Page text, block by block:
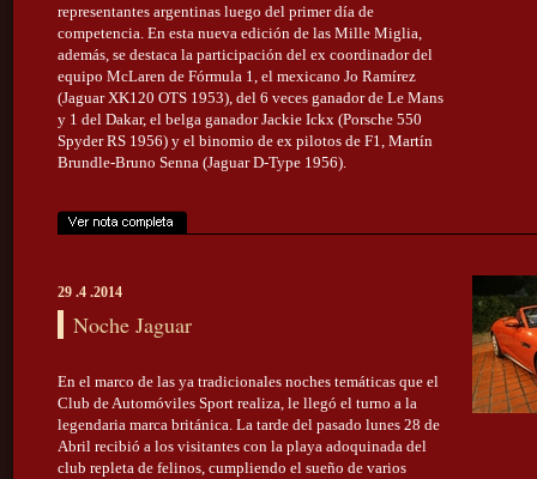
representantes argentinas luego del primer día de
competencia. En esta nueva edición de las Mille Miglia,
además, se destaca la participación del ex coordinador del
equipo McLaren de Fórmula 1, el mexicano Jo Ramírez
(Jaguar XK120 OTS 1953), del 6 veces ganador de Le Mans
y 1 del Dakar, el belga ganador Jackie Ickx (Porsche 550
Spyder RS 1956) y el binomio de ex pilotos de F1, Martín
Brundle-Bruno Senna (Jaguar D-Type 1956).
29 .4 .2014
Noche Jaguar
En el marco de las ya tradicionales noches temáticas que el
Club de Automóviles Sport realiza, le llegó el turno a la
legendaria marca británica. La tarde del pasado lunes 28 de
Abril recibió a los visitantes con la playa adoquinada del
club repleta de felinos, cumpliendo el sueño de varios